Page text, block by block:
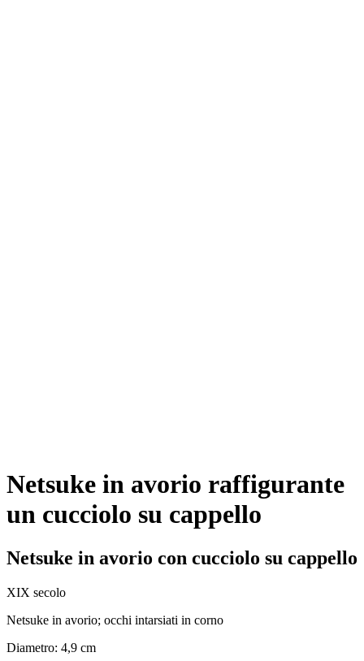
Netsuke in avorio raffigurante
un cucciolo su cappello
Netsuke in avorio con cucciolo su cappello
XIX secolo
Netsuke in avorio; occhi intarsiati in corno
Diametro: 4,9 cm